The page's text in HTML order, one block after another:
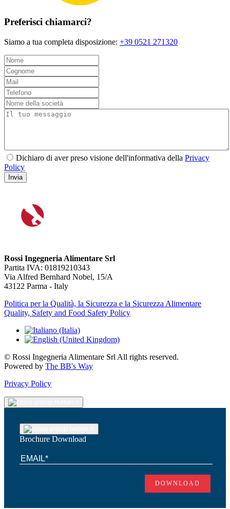
Preferisci chiamarci?
Siamo a tua completa disposizione: +39 0521 271320
Dichiaro di aver preso visione dell'informativa della Privacy
Policy
Invia
Rossi Ingegneria Alimentare Srl
Partita IVA: 01819210343
Via Alfred Bernhard Nobel, 15/A
43122 Parma - Italy
Politica per la Qualità, la Sicurezza e la Sicurezza Alimentare
Quality, Safety and Food Safety Policy
© Rossi Ingegneria Alimentare Srl All rights reserved.
Powered by The BB's Way
Privacy Policy
Brochure Download
DOWNLOAD